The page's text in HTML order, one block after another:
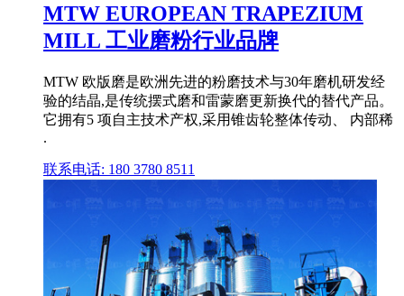
MTW EUROPEAN TRAPEZIUM
MILL 工业磨粉行业品牌
MTW 欧版磨是欧洲先进的粉磨技术与30年磨机研发经
验的结晶,是传统摆式磨和雷蒙磨更新换代的替代产品。
它拥有5 项自主技术产权,采用锥齿轮整体传动、 内部稀
.
联系电话: 180 3780 8511